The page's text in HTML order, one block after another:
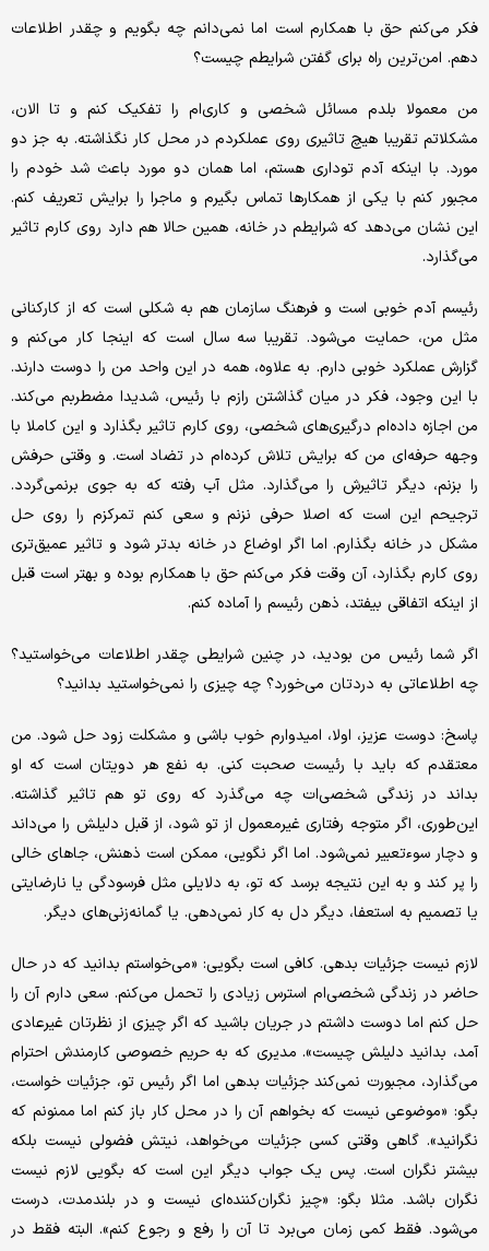
فکر می‌‌‌کنم حق با همکارم است اما نمی‌‌‌دانم چه بگویم و چقدر اطلاعات
دهم. امن‌‌‌ترین راه برای گفتن شرایطم چیست؟
من معمولا بلدم مسائل شخصی و کاری‌‌‌ام را تفکیک کنم و تا الان،
مشکلاتم تقریبا هیچ تاثیری روی عملکردم در محل کار نگذاشته. به جز دو
مورد. با اینکه آدم توداری هستم، اما همان دو مورد باعث شد خودم را
مجبور کنم با یکی از همکارها تماس بگیرم و ماجرا را برایش تعریف کنم.
این نشان می‌دهد که شرایطم در خانه، همین حالا هم دارد روی کارم تاثیر
می‌‌‌گذارد.
رئیسم آدم خوبی است و فرهنگ سازمان هم به شکلی است که از کارکنانی
مثل من، حمایت می‌شود. تقریبا سه سال است که اینجا کار می‌‌‌کنم و
گزارش عملکرد خوبی دارم. به علاوه، همه در این واحد من را دوست دارند.
با این وجود، فکر در میان گذاشتن رازم با رئیس، شدیدا مضطربم می‌کند.
من اجازه داده‌‌‌ام درگیری‌‌‌های شخصی، روی کارم تاثیر بگذارد و این کاملا با
وجهه حرفه‌‌‌ای من که برایش تلاش کرده‌‌‌ام در تضاد است. و وقتی حرفش
را بزنم، دیگر تاثیرش را می‌‌‌گذارد. مثل آب رفته که به جوی برنمی‌‌‌گردد.
ترجیحم این است که اصلا حرفی نزنم و سعی کنم تمرکزم را روی حل
مشکل در خانه بگذارم. اما اگر اوضاع در خانه بدتر شود و تاثیر عمیق‌‌‌تری
روی کارم بگذارد، آن وقت فکر می‌‌‌کنم حق با همکارم بوده و بهتر است قبل
از اینکه اتفاقی بیفتد، ذهن رئیسم را آماده کنم.
اگر شما رئیس من بودید، در چنین شرایطی چقدر اطلاعات می‌‌‌خواستید؟
چه اطلاعاتی به دردتان می‌‌‌خورد؟ چه چیزی را نمی‌‌‌خواستید بدانید؟
پاسخ: دوست عزیز، اولا، امیدوارم خوب باشی و مشکلت زود حل شود. من
معتقدم که باید با رئیست صحبت کنی. به نفع هر دویتان است که او
بداند در زندگی شخصی‌‌‌ات چه می‌‌‌گذرد که روی تو هم تاثیر گذاشته.
این‌طوری، اگر متوجه رفتاری غیرمعمول از تو شود، از قبل دلیلش را می‌‌‌داند
و دچار سوءتعبیر نمی‌شود. اما اگر نگویی، ممکن است ذهنش، جاهای خالی
را پر کند و به این نتیجه برسد که تو، به دلایلی مثل فرسودگی یا نارضایتی
یا تصمیم به استعفا، دیگر دل به کار نمی‌دهی. یا گمانه‌‌‌زنی‌‌‌های دیگر.
لازم نیست جزئیات بدهی. کافی است بگویی: «می‌‌‌خواستم بدانید که در حال
حاضر در زندگی شخصی‌‌‌ام استرس زیادی را تحمل می‌‌‌کنم. سعی دارم آن را
حل کنم اما دوست داشتم در جریان باشید که اگر چیزی از نظرتان غیرعادی
آمد، بدانید دلیلش چیست». مدیری که به حریم خصوصی کارمندش احترام
می‌‌‌گذارد، مجبورت نمی‌‌‌کند جزئیات بدهی اما اگر رئیس تو، جزئیات خواست،
بگو: «موضوعی نیست که بخواهم آن را در محل کار باز کنم اما ممنونم که
نگرانید». گاهی وقتی کسی جزئیات می‌‌‌خواهد، نیتش فضولی نیست بلکه
بیشتر نگران است. پس یک جواب دیگر این است که بگویی لازم نیست
نگران باشد. مثلا بگو: «چیز نگران‌‌‌کننده‌‌‌ای نیست و در بلندمدت، درست
می‌شود. فقط کمی زمان می‌‌‌برد تا آن را رفع و رجوع کنم». البته فقط در